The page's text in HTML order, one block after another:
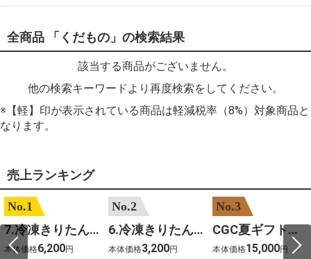
2026
%D8%B3%D8%A7%D8%AD%D9%84
%D8%A8%D8%B1%D8%A7%DB%8C
%D8%B4%D9%86%D8%A7
%D8%A8%D8%A7%D9%86%D9%88%D8%A7%D9%86
全商品 「くだもの」の検索結果
該当する商品がございません。
他の検索キーワードより再度検索をしてください。
※【軽】印が表示されている商品は軽減税率（8%）対象商品と
なります。
売上ランキング
No.1
7.冷凍きりたんぽセットM 野菜なし 4人前
本体価格6,200円
No.2
6.冷凍きりたんぽセットＳ 野菜なし 2人前
本体価格3,200円
No.3
CGC夏ギフト【1101】和牛苑 神戸牛・三田和牛食べ比べ(680g)
本体価格15,000円